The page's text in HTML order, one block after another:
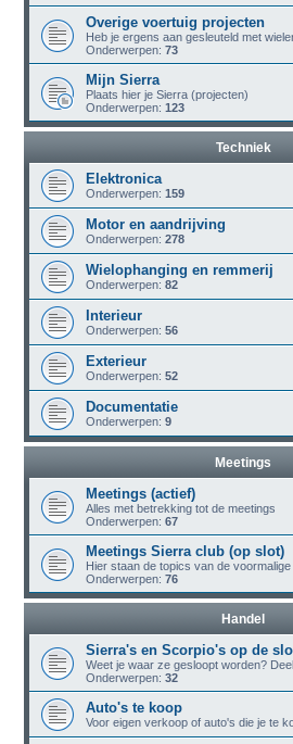
Overige voertuig projecten
Heb je ergens aan gesleuteld met
Onderwerpen: 73
Mijn Sierra
Plaats hier je Sierra (projecten)
Onderwerpen: 123
Techniek
Elektronica
Onderwerpen: 159
Motor en aandrijving
Onderwerpen: 278
Wielophanging en remmerij
Onderwerpen: 82
Interieur
Onderwerpen: 56
Exterieur
Onderwerpen: 52
Documentatie
Onderwerpen: 9
Meetings
Meetings (actief)
Alles met betrekking tot de meetings
Onderwerpen: 67
Meetings Sierra club (op slot)
Hier staan de topics van de
Onderwerpen: 76
Handel
Sierra's en Scorpio's op de
Weet je waar ze gesloopt worden?
Onderwerpen: 32
Auto's te koop
Voor eigen verkoop of auto's die je te